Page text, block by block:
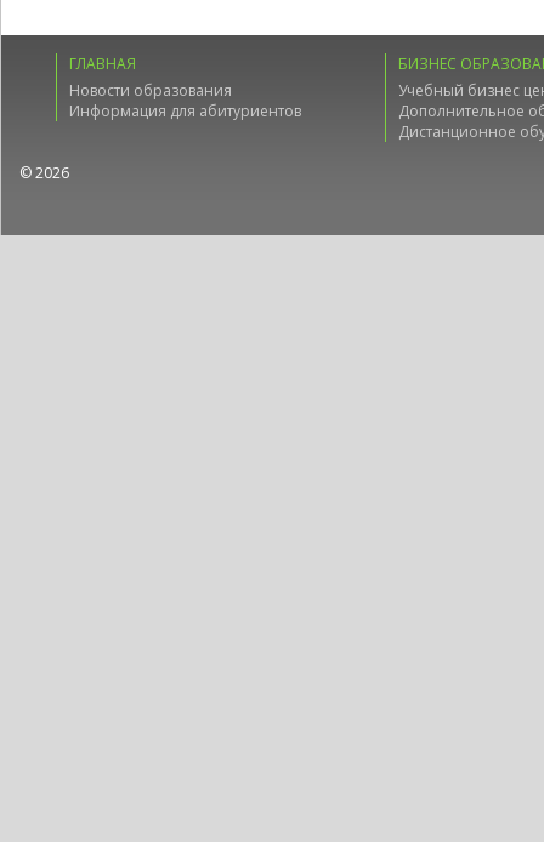
ГЛАВНАЯ
Новости образования
Информация для абитуриентов
БИЗНЕС
Учебный бизнес
Дополнительное
Дистанционное
© 2026